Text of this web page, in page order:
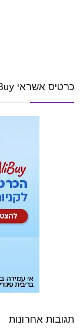
כרטיס אשראי AliBuy
תגובות אחרונות